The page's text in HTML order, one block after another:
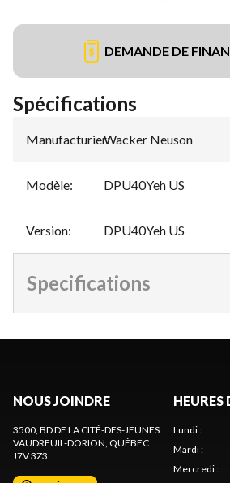
DEMANDE DE
Spécifications
Manufacturier:
Wacker Neuson
Modèle: DPU40Yeh US
Version: DPU40Yeh US
Specifications
NOUS JOINDRE
3500, BD DE LA CITÉ-DES-JEUNES
VAUDREUIL-DORION, QUÉBEC
J7V 3Z3
Lundi:
Mardi:
Mercredi: